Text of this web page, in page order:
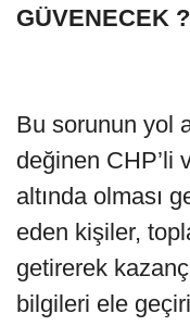
GÜVENECEK
Bu sorunun yol
değinen CHP’li
altında olması
eden kişiler,
getirerek
bilgileri ele